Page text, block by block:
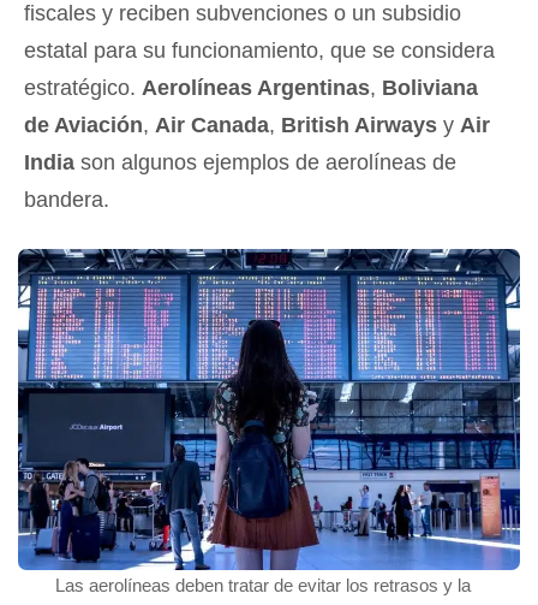
fiscales y reciben subvenciones o un subsidio
estatal para su funcionamiento, que se considera
estratégico. Aerolíneas Argentinas, Boliviana
de Aviación, Air Canada, British Airways y Air
India son algunos ejemplos de aerolíneas de
bandera.
Las aerolíneas deben tratar de evitar los retrasos y la